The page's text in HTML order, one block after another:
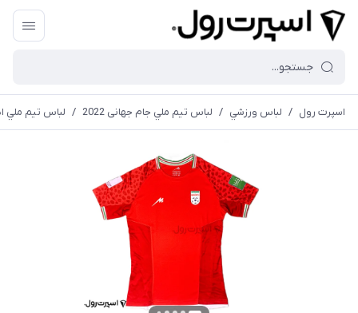
اسپرت رول / لباس ورزشي / لباس تيم ملي جام جهانی 2022 / لباس تيم ملي ایران